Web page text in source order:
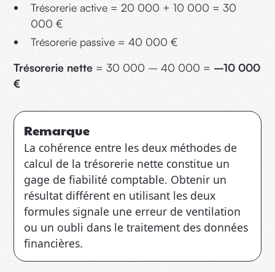
Trésorerie active = 20 000 + 10 000 = 30
000 €
Trésorerie passive = 40 000 €
Trésorerie nette = 30 000 – 40 000 = –10 000
€
Remarque
La cohérence entre les deux méthodes de
calcul de la trésorerie nette constitue un
gage de fiabilité comptable. Obtenir un
résultat différent en utilisant les deux
formules signale une erreur de ventilation
ou un oubli dans le traitement des données
financières.